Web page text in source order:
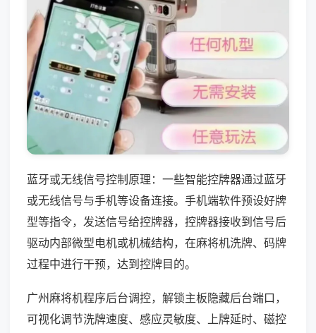
蓝牙或无线信号控制原理：一些智能控牌器通过蓝牙
或无线信号与手机等设备连接。手机端软件预设好牌
型等指令，发送信号给控牌器，控牌器接收到信号后
驱动内部微型电机或机械结构，在麻将机洗牌、码牌
过程中进行干预，达到控牌目的。
广州麻将机程序后台调控，解锁主板隐藏后台端口，
可视化调节洗牌速度、感应灵敏度、上牌延时、磁控